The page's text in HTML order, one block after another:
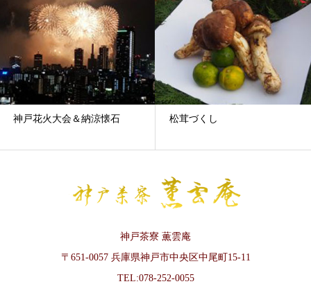
神戸花火大会＆納涼懐石 松茸づくし
神戸茶寮 薫雲庵
〒651-0057 兵庫県神戸市中央区中尾町15-11
TEL:078-252-0055